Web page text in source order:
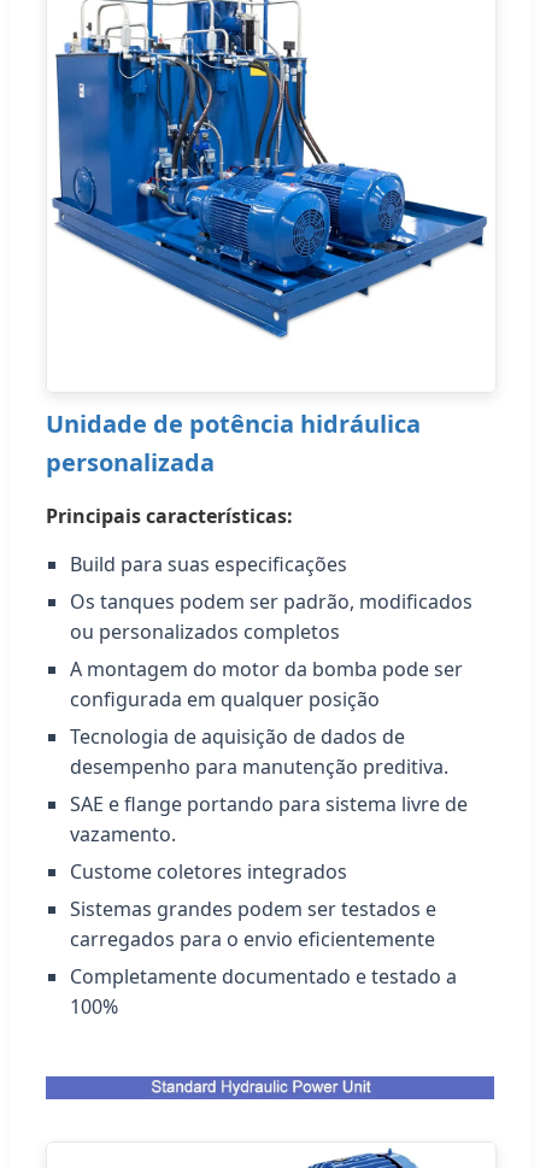
Unidade de potência hidráulica
personalizada
Principais características:
Build para suas especificações
Os tanques podem ser padrão, modificados
ou personalizados completos
A montagem do motor da bomba pode ser
configurada em qualquer posição
Tecnologia de aquisição de dados de
desempenho para manutenção preditiva.
SAE e flange portando para sistema livre de
vazamento.
Custome coletores integrados
Sistemas grandes podem ser testados e
carregados para o envio eficientemente
Completamente documentado e testado a
100%